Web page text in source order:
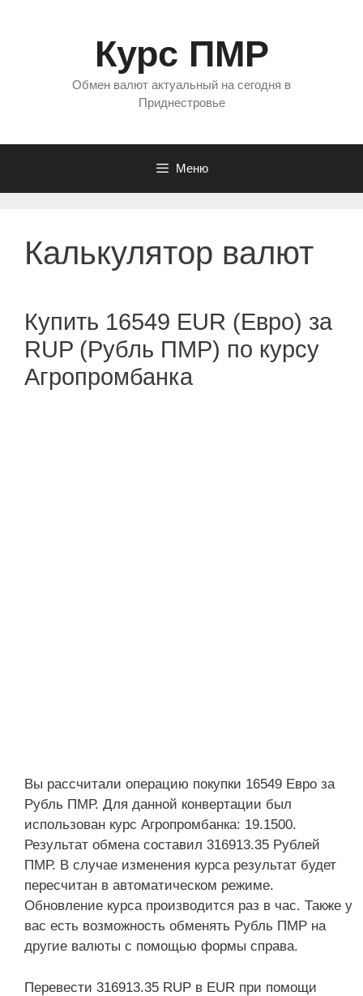
Курс ПМР
Обмен валют актуальный на сегодня в
Приднестровье
Меню
Калькулятор валют
Купить 16549 EUR (Евро) за
RUP (Рубль ПМР) по курсу
Агропромбанка
Вы рассчитали операцию покупки 16549 Евро за
Рубль ПМР. Для данной конвертации был
использован курс Агропромбанка: 19.1500.
Результат обмена составил 316913.35 Рублей
ПМР. В случае изменения курса результат будет
пересчитан в автоматическом режиме.
Обновление курса производится раз в час. Также у
вас есть возможность обменять Рубль ПМР на
другие валюты с помощью формы справа.
Перевести 316913.35 RUP в EUR при помощи